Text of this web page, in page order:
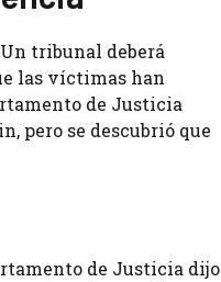
tribunal deberá
las víctimas han
de Justicia
pero se descubrió que
de Justicia dijo